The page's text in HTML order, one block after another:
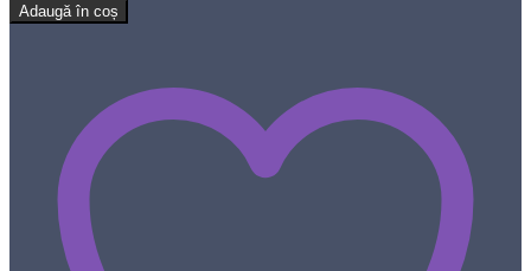
Adaugă în coș